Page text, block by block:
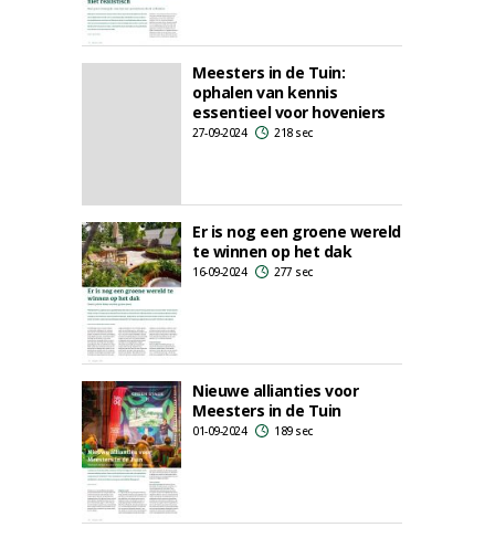
Meesters in de Tuin:
ophalen van kennis
essentieel voor hoveniers
27-09-2024 218 sec
Er is nog een groene wereld
te winnen op het dak
16-09-2024 277 sec
Nieuwe allianties voor
Meesters in de Tuin
01-09-2024 189 sec